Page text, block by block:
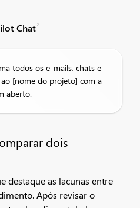
Chat2
todos os e-mails, chats e
[nome do projeto] com a
aberto.
dois
destaque as lacunas entre
Após revisar o